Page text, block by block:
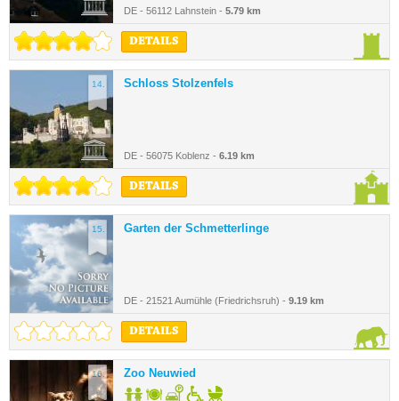
DE - 56112 Lahnstein - 5.79 km
DETAILS
14. Schloss Stolzenfels
DE - 56075 Koblenz - 6.19 km
DETAILS
15. Garten der Schmetterlinge
DE - 21521 Aumühle (Friedrichsruh) - 9.19 km
DETAILS
16. Zoo Neuwied